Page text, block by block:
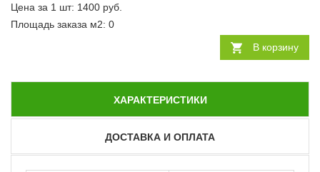
Цена за 1 шт: 1400 руб.
Площадь заказа м2: 0
В корзину
ХАРАКТЕРИСТИКИ
ДОСТАВКА И ОПЛАТА